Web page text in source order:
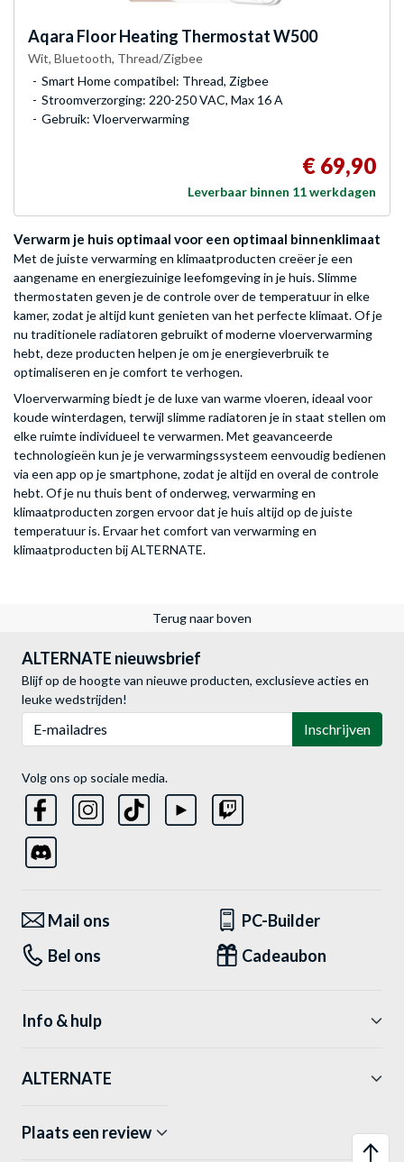
Aqara Floor Heating Thermostat W500
Wit, Bluetooth, Thread/Zigbee
Smart Home compatibel: Thread, Zigbee
Stroomverzorging: 220-250 VAC, Max 16 A
Gebruik: Vloerverwarming
€ 69,90
Leverbaar binnen 11 werkdagen
Verwarm je huis optimaal voor een optimaal binnenklimaat
Met de juiste verwarming en klimaatproducten creëer je een
aangename en energiezuinige leefomgeving in je huis. Slimme
thermostaten geven je de controle over de temperatuur in elke
kamer, zodat je altijd kunt genieten van het perfecte klimaat. Of je
nu traditionele radiatoren gebruikt of moderne vloerverwarming
hebt, deze producten helpen je om je energieverbruik te
optimaliseren en je comfort te verhogen.
Vloerverwarming biedt je de luxe van warme vloeren, ideaal voor
koude winterdagen, terwijl slimme radiatoren je in staat stellen om
elke ruimte individueel te verwarmen. Met geavanceerde
technologieën kun je je verwarmingssysteem eenvoudig bedienen
via een app op je smartphone, zodat je altijd en overal de controle
hebt. Of je nu thuis bent of onderweg, verwarming en
klimaatproducten zorgen ervoor dat je huis altijd op de juiste
temperatuur is. Ervaar het comfort van verwarming en
klimaatproducten bij ALTERNATE.
Terug naar boven
ALTERNATE nieuwsbrief
Blijf op de hoogte van nieuwe producten, exclusieve acties en
leuke wedstrijden!
Inschrijven
Volg ons op sociale media.
Mail ons
PC-Builder
Bel ons
Cadeaubon
Info & hulp
ALTERNATE
Plaats een review